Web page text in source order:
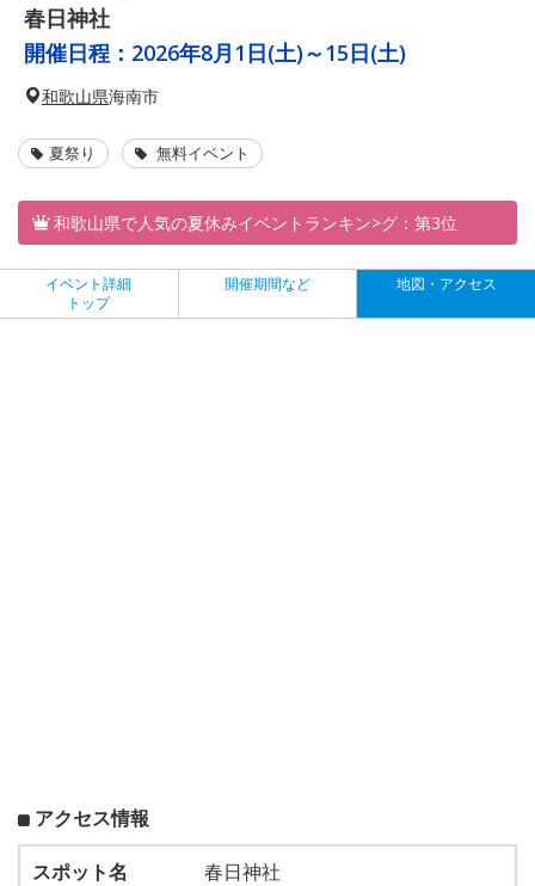
春日神社
開催日程： 2026年8月1日(土)～15日(土)
和歌山県海南市
夏祭り 無料イベント
和歌山県で人気の夏休みイベントランキン>グ：第3位
イベント詳細
トップ
開催期間など 地図・アクセス
アクセス情報
スポット名
春日神社